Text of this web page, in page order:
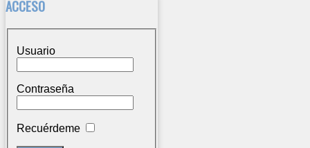
ACCESO
Usuario
Contraseña
Recuérdeme